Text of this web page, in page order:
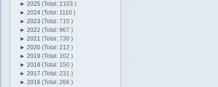
► 2025 (Total: 2103 )
► 2024 (Total: 1110 )
► 2023 (Total: 710 )
► 2022 (Total: 967 )
► 2021 (Total: 730 )
► 2020 (Total: 212 )
► 2019 (Total: 102 )
► 2018 (Total: 150 )
► 2017 (Total: 231 )
► 2016 (Total: 266 )